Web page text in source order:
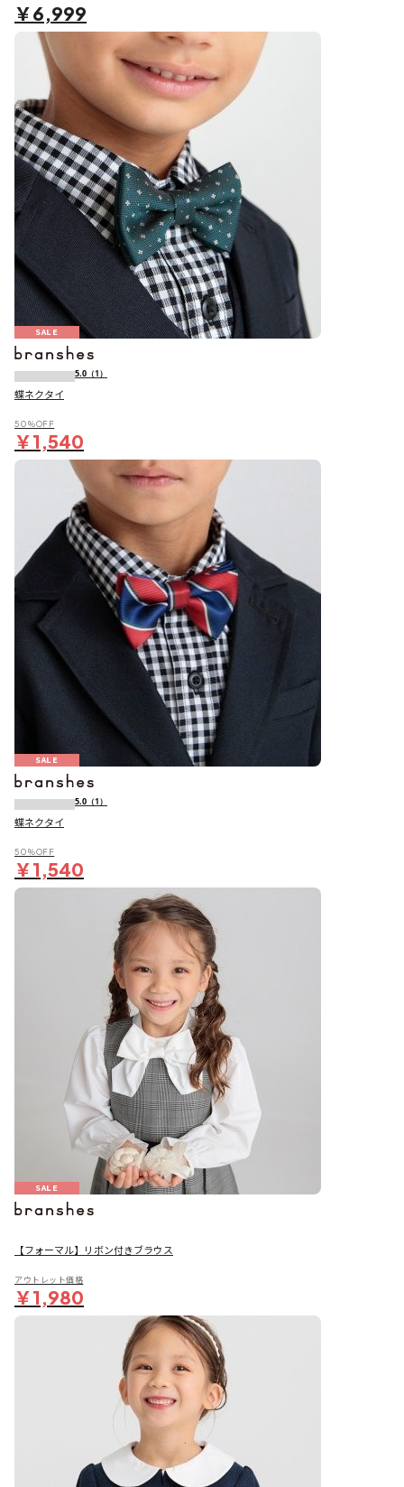
￥6,999
SALE
5.0 （1）
蝶ネクタイ
50％OFF
￥1,540
SALE
5.0 （1）
蝶ネクタイ
50％OFF
￥1,540
SALE
【フォーマル】リボン付きブラウス
アウトレット価格
￥1,980